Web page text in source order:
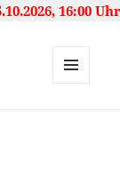
Uhr *****